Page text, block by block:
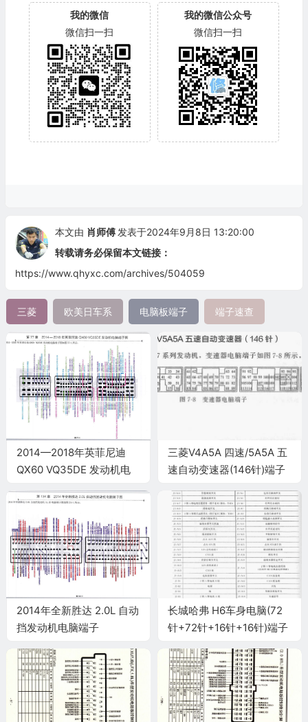
我的微信
微信扫一扫
我的微信公众号
微信扫一扫
本文由 肖师傅 发表于2024年9月8日 13:20:00
转载请务必保留本文链接：
https://www.qhyxc.com/archives/504059
三菱 欧美日车系 电脑板端子 端子速查
2014—2018年英菲尼迪
QX60 VQ35DE 发动机电
三菱V4A5A 四速/5A5A 五
速自动变速器(146针)端子
2014年全新胜达 2.0L 自动
挡发动机电脑端子
长城哈弗 H6车身电脑(72
针+72针+16针+16针)端子